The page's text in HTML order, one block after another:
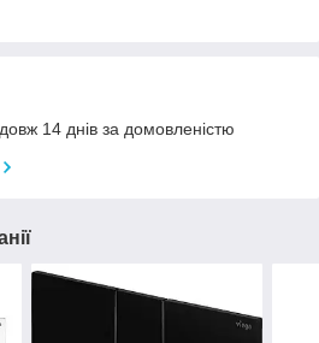
14 днів за домовленістю